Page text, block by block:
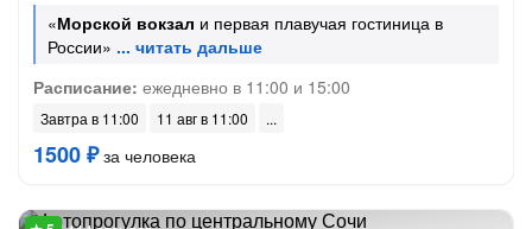
«Морской вокзал и первая плавучая гостиница в
России»
Расписание: ежедневно в 11:00 и 15:00
Завтра в 11:00 11 авг в 11:00
1500 ₽за человека